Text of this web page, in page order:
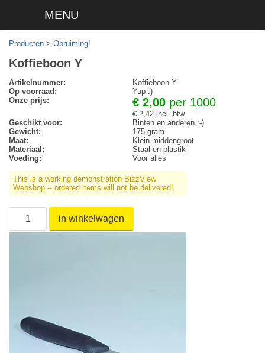
MENU
Producten > Opruiming!
Koffieboon Y
Artikelnummer:
Koffieboon Y
Op voorraad:
Yup :)
Onze prijs:
€ 2,00 per 1000
€ 2,42 incl. btw
Geschikt voor:
Binten en anderen :-)
Gewicht:
175 gram
Maat:
Klein middengroot
Materiaal:
Staal en plastik
Voeding:
Voor alles
This is a working demonstration BizzView
Webshop -- ordered items will not be delivered!
in winkelwagen